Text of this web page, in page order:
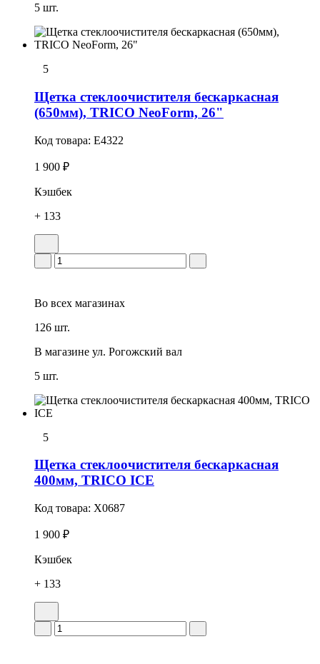
5 шт.
5
Щетка стеклоочистителя бескаркасная
(650мм), TRICO NeoForm, 26"
Код товара: E4322
1 900 ₽
Кэшбек
+ 133
Во всех магазинах
126 шт.
В магазине ул. Рогожский вал
5 шт.
5
Щетка стеклоочистителя бескаркасная
400мм, TRICO ICE
Код товара: X0687
1 900 ₽
Кэшбек
+ 133